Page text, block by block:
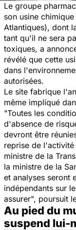
Le groupe
son usine
Atlantiques), dont
tant qu'il ne sera
toxiques, a
révélé que cette
dans
autorisées.
Le site fabrique
même impliqué
"Toutes les
d'absence de
devront être
reprise de l'activité
ministre de la
la ministre de la
et analyses seront
indépendants sur
assurer", poursuit
Au pied du
suspend lui-